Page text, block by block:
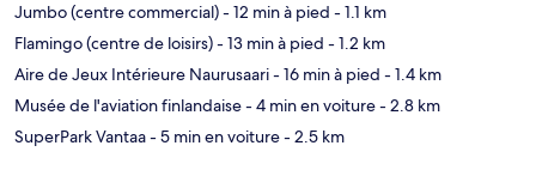
Jumbo (centre commercial)- 12 min à pied - 1.1 km
Flamingo (centre de loisirs)- 13 min à pied - 1.2 km
Aire de Jeux Intérieure Naurusaari- 16 min à pied - 1.4 km
Musée de l'aviation finlandaise- 4 min en voiture- 2.8 km
SuperPark Vantaa- 5 min en voiture- 2.5 km